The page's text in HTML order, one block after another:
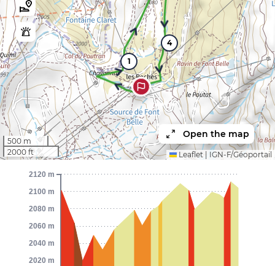
1
4
500 m
2000 ft
Open the map
Leaflet IGN-F/Géoportail
2020 m
2040 m
2060 m
2080 m
2100 m
2120 m